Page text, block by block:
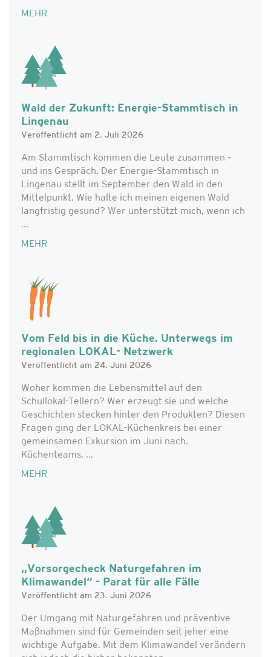
MEHR
Wald der Zukunft: Energie-Stammtisch in
Lingenau
Veröffentlicht am 2. Juli 2026
Am Stammtisch kommen die Leute zusammen –
und ins Gespräch. Der Energie-Stammtisch in
Lingenau stellt im September den Wald in den
Mittelpunkt. Wie halte ich meinen eigenen Wald
langfristig gesund? Wer unterstützt mich, wenn ich
...
MEHR
Vom Feld bis in die Küche. Unterwegs im
regionalen LOKAL- Netzwerk
Veröffentlicht am 24. Juni 2026
Woher kommen die Lebensmittel auf den
Schullokal-Tellern? Wer erzeugt sie und welche
Geschichten stecken hinter den Produkten? Diesen
Fragen ging der LOKAL-Küchenkreis bei einer
gemeinsamen Exkursion im Juni nach.
Küchenteams, ...
MEHR
„Vorsorgecheck Naturgefahren im
Klimawandel“ - Parat für alle Fälle
Veröffentlicht am 23. Juni 2026
Der Umgang mit Naturgefahren und präventive
Maßnahmen sind für Gemeinden seit jeher eine
wichtige Aufgabe. Mit dem Klimawandel verändern